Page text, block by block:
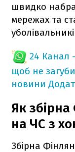
швидко
мережах та
24 Канал
щоб не
новини
Як збірна
на ЧС з
Збірна